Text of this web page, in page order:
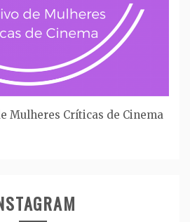
Mulheres Críticas de Cinema